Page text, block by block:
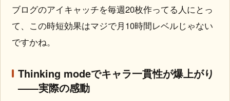
ブログのアイキャッチを毎週20枚作ってる人にとっ
て、この時短効果はマジで月10時間レベルじゃない
ですかね。
Thinking modeでキャラ一貫性が爆上がり
——実際の感動